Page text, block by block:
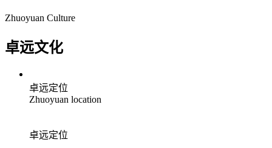
Zhuoyuan Culture
卓远文化
卓远定位
Zhuoyuan location
卓远定位